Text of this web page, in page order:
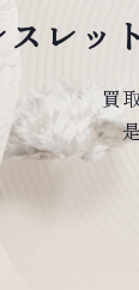
レッ
買